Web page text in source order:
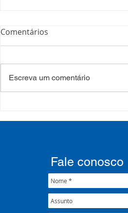
001/2022
Comentários
Escreva um comentário
Fale conosco